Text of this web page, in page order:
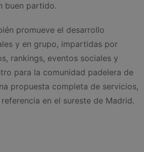
buen partido.
promueve el desarrollo
y en grupo, impartidas por
rankings, eventos sociales y
para la comunidad padelera de
propuesta completa de servicios,
en el sureste de Madrid.